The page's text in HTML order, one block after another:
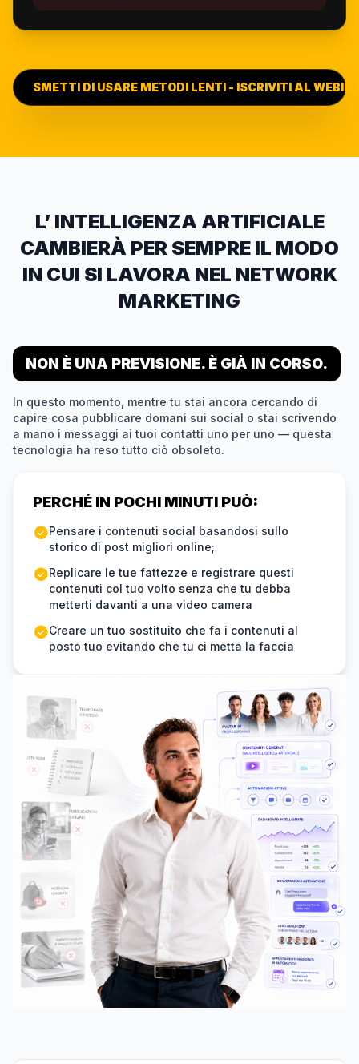
SMETTI DI USARE METODI LENTI - ISCRIVITI AL
L’ INTELLIGENZA ARTIFICIALE
CAMBIERÀ PER SEMPRE IL MODO
IN CUI SI LAVORA NEL NETWORK
MARKETING
NON È UNA PREVISIONE. È GIÀ IN CORSO.
In questo momento, mentre tu stai ancora cercando di
capire cosa pubblicare domani sui social o stai scrivendo
a mano i messaggi ai tuoi contatti uno per uno — questa
tecnologia ha reso tutto ciò obsoleto.
PERCHÉ IN POCHI MINUTI PUÒ:
Pensare i contenuti social basandosi sullo
storico di post migliori online;
Replicare le tue fattezze e registrare questi
contenuti col tuo volto senza che tu debba
metterti davanti a una video camera
Creare un tuo sostituito che fa i contenuti al
posto tuo evitando che tu ci metta la faccia